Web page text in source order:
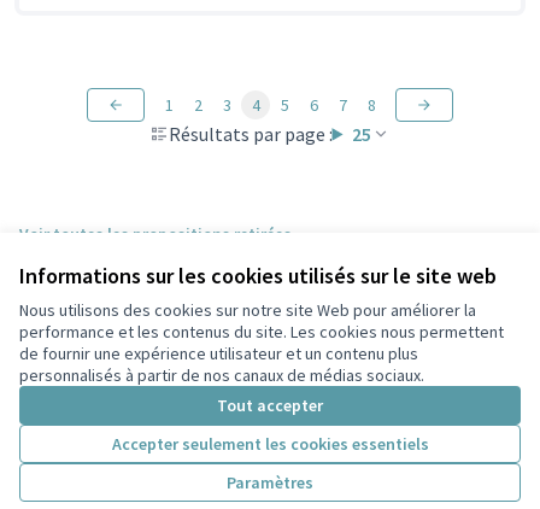
Informations sur les cookies utilisés sur le site web
Nous utilisons des cookies sur notre site Web pour améliorer la
performance et les contenus du site. Les cookies nous permettent
de fournir une expérience utilisateur et un contenu plus
personnalisés à partir de nos canaux de médias sociaux.
Tout accepter
Accepter seulement les cookies essentiels
Paramètres
Résultats par page : 25
1 2 3 4 5 6 7 8
Voir toutes les propositions retirées
Conditions d'utilisation
Paramètres des cookies
Participez Villeurbanne sur X
(Lien externe)
Participez Villeurbanne sur Facebook
Participez Villeurbanne sur Instagram
Participez Villeurbanne sur YouTube
(Lien externe)
Site réalisé grâce aulogiciel libre Decidim .
Licence
(Lien